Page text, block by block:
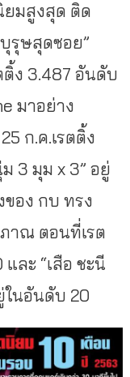
ยมสูงสุด ติด
รุษสุดซอย”
ติ้ง 3.487 อันดับ
มาอย่าง
ก.ค.เรตติ้ง
3 มุม x 3” อยู่
ของ กบ ทรง
าณ ตอนที่เรต
และ “เสือ ชะนี
ในอันดับ 20